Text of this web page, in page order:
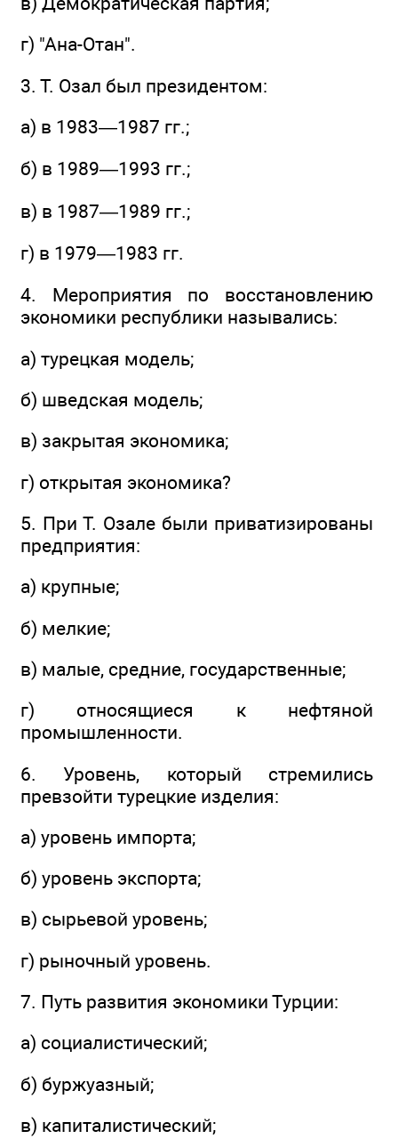
г) "Ана-Отан".
3. Т. Озал был президентом:
а) в 1983—1987 гг.;
б) в 1989—1993 гг.;
в) в 1987—1989 гг.;
г) в 1979—1983 гг.
4. Мероприятия по восстановлению
экономики республики назывались:
а) турецкая модель;
б) шведская модель;
в) закрытая экономика;
г) открытая экономика?
5. При Т. Озале были приватизированы
предприятия:
а) крупные;
б) мелкие;
в) малые, средние, государственные;
г) относящиеся к нефтяной
промышленности.
6. Уровень, который стремились
превзойти турецкие изделия:
а) уровень импорта;
б) уровень экспорта;
в) сырьевой уровень;
г) рыночный уровень.
7. Путь развития экономики Турции:
а) социалистический;
б) буржуазный;
в) капиталистический;